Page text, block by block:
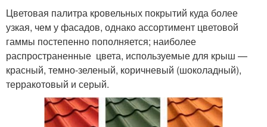
Цветовая палитра кровельных покрытий куда более
узкая, чем у фасадов, однако ассортимент цветовой
гаммы постепенно пополняется; наиболее
распространенные цвета, используемые для крыш —
красный, темно-зеленый, коричневый (шоколадный),
терракотовый и серый.